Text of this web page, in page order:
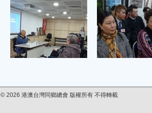
© 2026 港澳台灣同鄉總會 版權所有 不得轉載